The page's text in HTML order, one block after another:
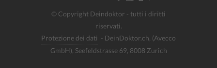
© Copyright Deindoktor - tutti i diritti
riservati.
Protezione dei dati - DeinDoktor.ch, (Avecco
GmbH), Seefeldstrasse 69, 8008 Zurich